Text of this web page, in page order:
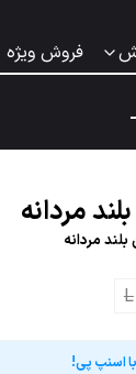
فروش ویژه
مردانه
مردانه
L
اسنپ پی!